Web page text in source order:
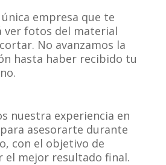
empresa que te
ver fotos del material
No avanzamos la
hasta haber recibido tu
nuestra experiencia en
asesorarte durante
con el objetivo de
el mejor resultado final.